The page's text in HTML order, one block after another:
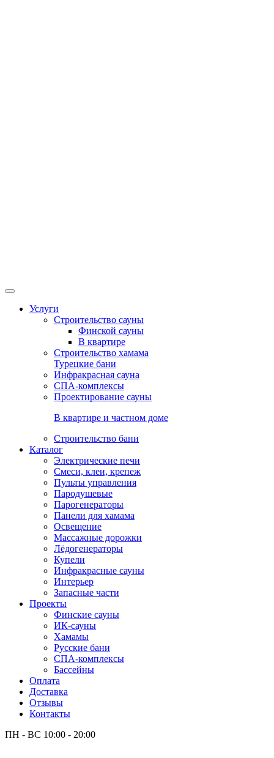
Услуги
Строительство сауны
Финской сауны
В квартире
Строительство хамама
Турецкие бани
Инфракрасная сауна
СПА-комплексы
Проектирование сауны
В квартире и частном доме
Строительство бани
Каталог
Электрические печи
Смеси, клеи, крепеж
Пульты управления
Пародушевые
Парогенераторы
Панели для хамама
Освещение
Массажные дорожки
Лёдогенераторы
Купели
Инфракрасные сауны
Интерьер
Запасные части
Проекты
Финские сауны
ИК-сауны
Хамамы
Русские бани
СПА-комплексы
Бассейны
Оплата
Доставка
Отзывы
Контакты
ПН - ВС 10:00 - 20:00